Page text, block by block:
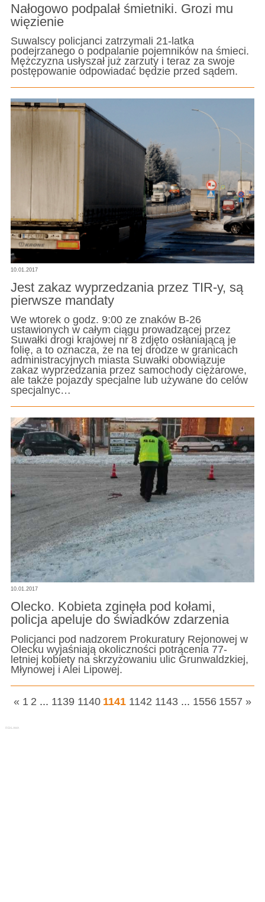
Nałogowo podpalał śmietniki. Grozi mu
więzienie
Suwalscy policjanci zatrzymali 21-latka
podejrzanego o podpalanie pojemników na śmieci.
Mężczyzna usłyszał już zarzuty i teraz za swoje
postępowanie odpowiadać będzie przed sądem.
10.01.2017
Jest zakaz wyprzedzania przez TIR-y, są
pierwsze mandaty
We wtorek o godz. 9:00 ze znaków B-26
ustawionych w całym ciągu prowadzącej przez
Suwałki drogi krajowej nr 8 zdjęto osłaniającą je
folię, a to oznacza, że na tej drodze w granicach
administracyjnych miasta Suwałki obowiązuje
zakaz wyprzedzania przez samochody ciężarowe,
ale także pojazdy specjalne lub używane do celów
specjalnyc…
10.01.2017
Olecko. Kobieta zginęła pod kołami,
policja apeluje do świadków zdarzenia
Policjanci pod nadzorem Prokuratury Rejonowej w
Olecku wyjaśniają okoliczności potrącenia 77-
letniej kobiety na skrzyżowaniu ulic Grunwaldzkiej,
Młynowej i Alei Lipowej.
« 1 2 ... 1139 1140 1141 1142 1143 ... 1556 1557 »